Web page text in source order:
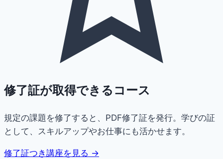
修了証が取得できるコース
規定の課題を修了すると、PDF修了証を発行。学びの証
として、スキルアップやお仕事にも活かせます。
修了証つき講座を見る →